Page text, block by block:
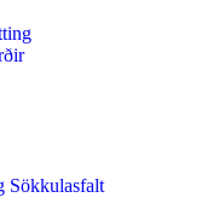
Sökkulasfalt